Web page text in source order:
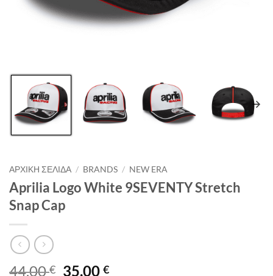
ΑΡΧΙΚΉ ΣΕΛΊΔΑ / BRANDS / NEW ERA
Aprilia Logo White 9SEVENTY Stretch
Snap Cap
44,00€ Original
35,00€Η